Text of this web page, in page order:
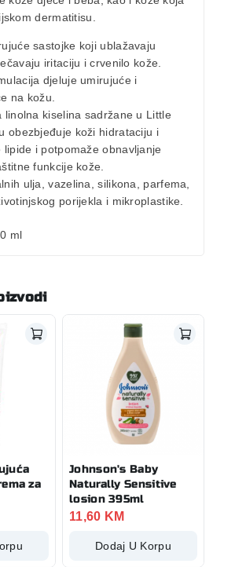
dermatitisu.
sastojke koji ublažavaju
iritaciju i crvenilo kože.
djeluje umirujuće i
na kožu.
linolna kiselina sadržane u Little
obezbjeđuje koži hidrataciju i
lipide i potpomaže obnavljanje
funkcije kože.
ulja, vazelina, silikona, parfema,
porijekla i mikroplastike.
ml
za
Johnson's Baby
Naturally Sensitive
losion 395ml
11,60 KM
Dodaj U Korpu